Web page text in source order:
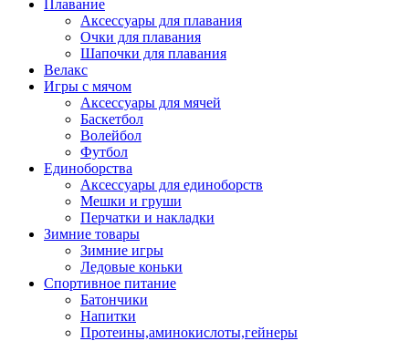
Плавание
Аксессуары для плавания
Очки для плавания
Шапочки для плавания
Велакс
Игры с мячом
Аксессуары для мячей
Баскетбол
Волейбол
Футбол
Единоборства
Аксессуары для единоборств
Мешки и груши
Перчатки и накладки
Зимние товары
Зимние игры
Ледовые коньки
Спортивное питание
Батончики
Напитки
Протеины,аминокислоты,гейнеры